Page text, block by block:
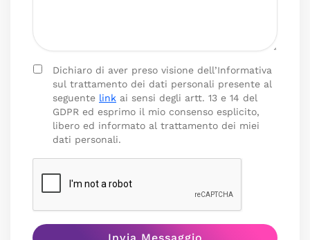
Dichiaro di aver preso visione dell’Informativa
sul trattamento dei dati personali presente al
seguente link ai sensi degli artt. 13 e 14 del
GDPR ed esprimo il mio consenso esplicito,
libero ed informato al trattamento dei miei
dati personali.